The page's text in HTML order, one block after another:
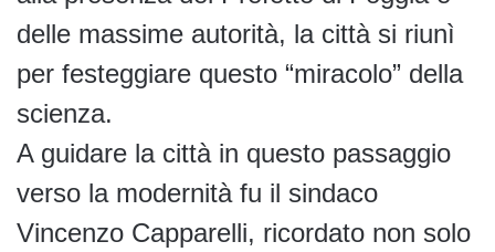
delle massime autorità, la città si riunì
per festeggiare questo “miracolo” della
scienza.
A guidare la città in questo passaggio
verso la modernità fu il sindaco
Vincenzo Capparelli, ricordato non solo